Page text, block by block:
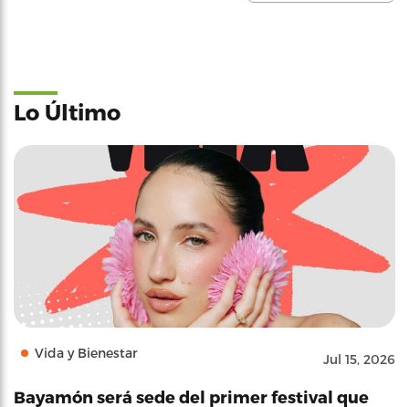
Lo Último
Vida y Bienestar Jul 15, 2026
Bayamón será sede del primer festival que